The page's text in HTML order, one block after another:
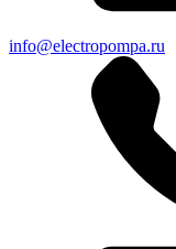
info@electropompa.ru